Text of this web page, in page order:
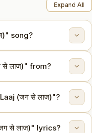
Expand All
song?
Aarvan, Shilpa Rao,
लाज)" from?
2 (2026).
(जग से लाज)"?
Bhattacharya.
से लाज)" lyrics?